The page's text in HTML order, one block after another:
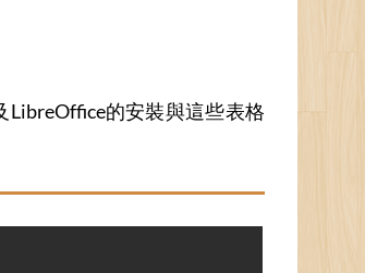
LibreOffice的安裝與這些表格